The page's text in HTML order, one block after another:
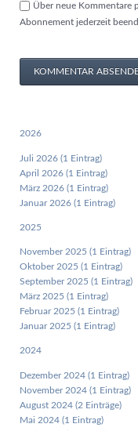
Über neue Kommentare
Abonnement jederzeit
KOMMENTAR
2026
Juli 2026 (1 Eintrag)
April 2026 (1 Eintrag)
März 2026 (1 Eintrag)
Januar 2026 (1 Eintrag)
2025
November 2025 (1 Eintrag)
Oktober 2025 (1 Eintrag)
September 2025 (1 Eintrag)
März 2025 (1 Eintrag)
Februar 2025 (1 Eintrag)
Januar 2025 (1 Eintrag)
2024
Dezember 2024 (1 Eintrag)
November 2024 (1 Eintrag)
August 2024 (2 Einträge)
Mai 2024 (1 Eintrag)